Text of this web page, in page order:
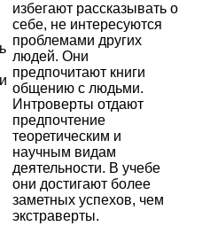
избегают рассказывать о
себе, не интересуются
проблемами других
людей. Они
предпочитают книги
общению с людьми.
Интроверты отдают
предпочтение
теоретическим и
научным видам
деятельности. В учебе
они достигают более
заметных успехов, чем
экстраверты.